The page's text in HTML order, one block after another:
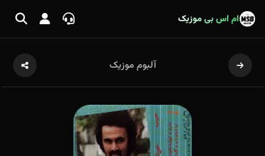
ام اس بی موزیک
آلبوم موزیک